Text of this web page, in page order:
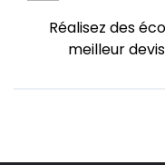
Réalisez des
meilleur